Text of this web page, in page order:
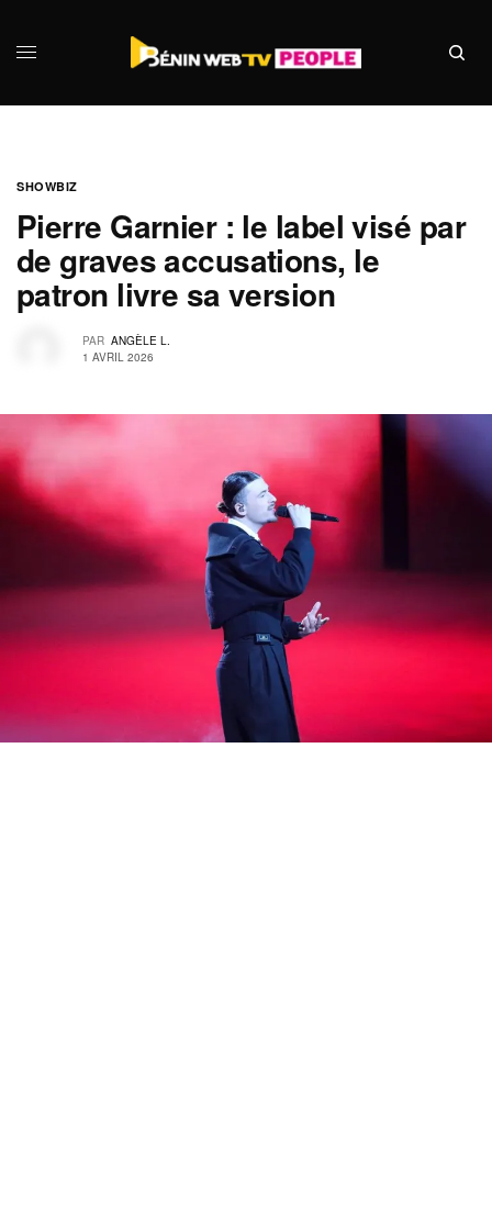
SHOWBIZ
Pierre Garnier : le label visé par
de graves accusations, le
patron livre sa version
PAR ANGÈLE L.
1 AVRIL 2026